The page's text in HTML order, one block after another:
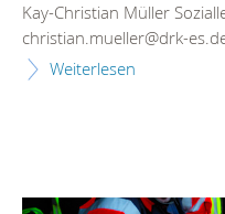
Kay-Christian Müller
christian.mueller@drk-
Weiterlesen